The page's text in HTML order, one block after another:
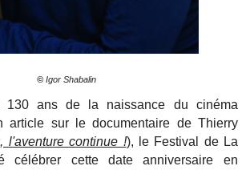
© Igor Shabalin
130 ans de la naissance du cinéma
article sur le documentaire de Thierry
l'aventure continue !), le Festival de La
célébrer cette date anniversaire en